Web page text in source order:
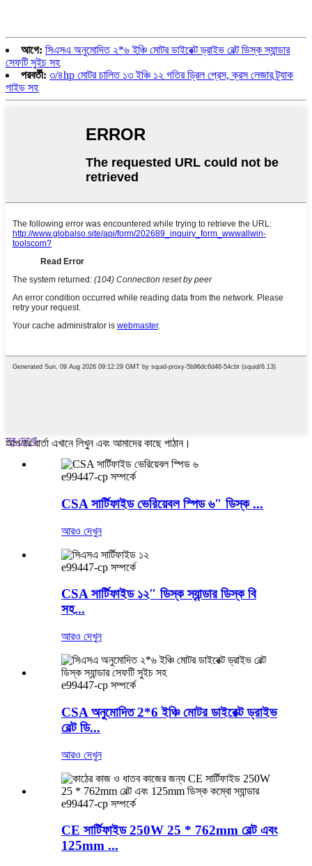
আগে: সিএসএ অনুমোদিত ২*৬ ইঞ্চি মোটর ডাইরেক্ট ড্রাইভ বেল্ট ডিস্ক স্যান্ডার
সেফটি সুইচ সহ
পরবর্তী: ৩/৪hp মোটর চালিত ১৩ ইঞ্চি ১২ গতির ড্রিল প্রেস, ক্রস লেজার ট্র্যাক
গাইড সহ
আপনার বার্তা এখানে লিখুন এবং আমাদের কাছে পাঠান।
সব দেখো
e99447-cp সম্পর্কে
CSA সার্টিফাইড ভেরিয়েবল স্পিড ৬″ ডিস্ক ...
আরও দেখুন
e99447-cp সম্পর্কে
CSA সার্টিফাইড ১২″ ডিস্ক স্যান্ডার ডিস্ক বি
সহ...
আরও দেখুন
e99447-cp সম্পর্কে
CSA অনুমোদিত 2*6 ইঞ্চি মোটর ডাইরেক্ট ড্রাইভ
বেল্ট ডি...
আরও দেখুন
e99447-cp সম্পর্কে
CE সার্টিফাইড 250W 25 * 762mm বেল্ট এবং
125mm ...